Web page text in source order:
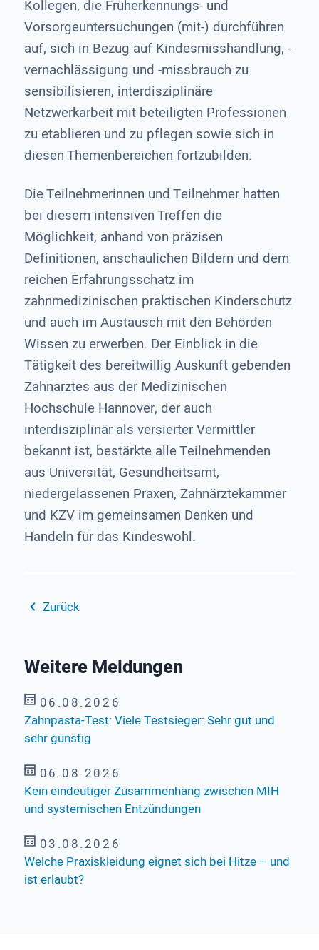
Kollegen, die Früherkennungs- und
Vorsorgeuntersuchungen (mit-) durchführen
auf, sich in Bezug auf Kindesmisshandlung, -
vernachlässigung und -missbrauch zu
sensibilisieren, interdisziplinäre
Netzwerkarbeit mit beteiligten Professionen
zu etablieren und zu pflegen sowie sich in
diesen Themenbereichen fortzubilden.
Die Teilnehmerinnen und Teilnehmer hatten
bei diesem intensiven Treffen die
Möglichkeit, anhand von präzisen
Definitionen, anschaulichen Bildern und dem
reichen Erfahrungsschatz im
zahnmedizinischen praktischen Kinderschutz
und auch im Austausch mit den Behörden
Wissen zu erwerben. Der Einblick in die
Tätigkeit des bereitwillig Auskunft gebenden
Zahnarztes aus der Medizinischen
Hochschule Hannover, der auch
interdisziplinär als versierter Vermittler
bekannt ist, bestärkte alle Teilnehmenden
aus Universität, Gesundheitsamt,
niedergelassenen Praxen, Zahnärztekammer
und KZV im gemeinsamen Denken und
Handeln für das Kindeswohl.
Zurück
Weitere Meldungen
06.08.2026
Zahnpasta-Test: Viele Testsieger: Sehr gut und
sehr günstig
06.08.2026
Kein eindeutiger Zusammenhang zwischen MIH
und systemischen Entzündungen
03.08.2026
Welche Praxiskleidung eignet sich bei Hitze – und
ist erlaubt?